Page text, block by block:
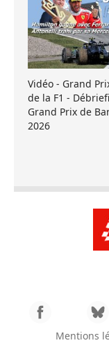
Vidéo - Grand
de la F1 -
Grand Prix de
2026
Mentions